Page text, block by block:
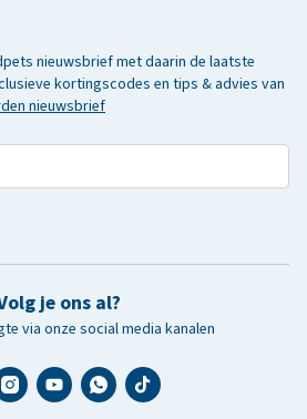
nieuwsbrief met daarin de laatste
kortingscodes en tips & advies van
nieuwsbrief
je ons al?
via onze social media kanalen